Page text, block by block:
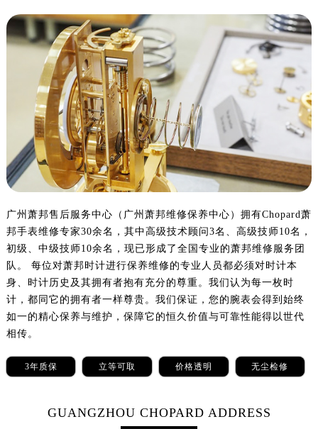
广州萧邦售后服务中心（广州萧邦维修保养中心）拥有Chopard萧
邦手表维修专家30余名，其中高级技术顾问3名、高级技师10名，
初级、中级技师10余名，现已形成了全国专业的萧邦维修服务团
队。 每位对萧邦时计进行保养维修的专业人员都必须对时计本
身、时计历史及其拥有者抱有充分的尊重。我们认为每一枚时
计，都同它的拥有者一样尊贵。我们保证，您的腕表会得到始终
如一的精心保养与维护，保障它的恒久价值与可靠性能得以世代
相传。
3年质保 立等可取 价格透明 无尘检修
GUANGZHOU CHOPARD ADDRESS